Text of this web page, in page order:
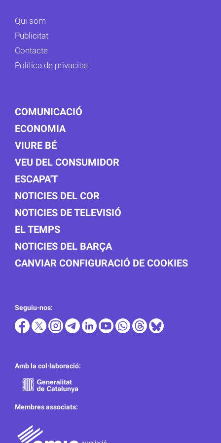
Qui som
Publicitat
Contacte
Política de privacitat
COMUNICACIÓ
ECONOMIA
VIURE BÉ
VEU DEL CONSUMIDOR
ESCAPA'T
NOTICIES DEL COR
NOTICIES DE TELEVISIÓ
EL TEMPS
NOTICIES DEL BARÇA
CANVIAR CONFIGURACIÓ DE COOKIES
Seguiu-nos:
Amb la col·laboració:
Membres associats: